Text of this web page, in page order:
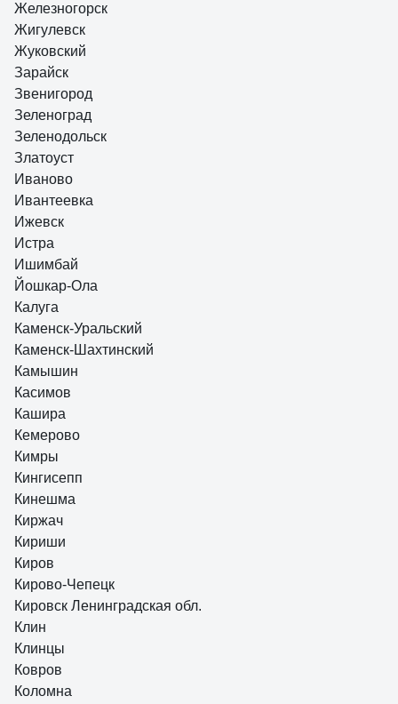
Железногорск
Жигулевск
Жуковский
Зарайск
Звенигород
Зеленоград
Зеленодольск
Златоуст
Иваново
Ивантеевка
Ижевск
Истра
Ишимбай
Йошкар-Ола
Калуга
Каменск-Уральский
Каменск-Шахтинский
Камышин
Касимов
Кашира
Кемерово
Кимры
Кингисепп
Кинешма
Киржач
Кириши
Киров
Кирово-Чепецк
Кировск Ленинградская обл.
Клин
Клинцы
Ковров
Коломна